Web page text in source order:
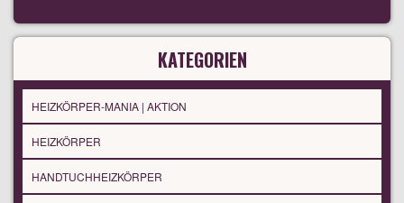
KATEGORIEN
HEIZKÖRPER-MANIA | AKTION
HEIZKÖRPER
HANDTUCHHEIZKÖRPER